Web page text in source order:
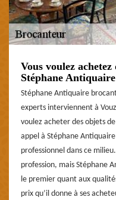
Vous voulez
Stéphane
Stéphane Antiquaire
experts interviennent à
voulez acheter des objets
appel à Stéphane
professionnel dans ce
profession, mais Stéphane
le premier quant aux
prix qu’il donne à ses